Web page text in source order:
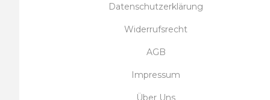
Datenschutzerklärung
Widerrufsrecht
AGB
Impressum
Über Uns